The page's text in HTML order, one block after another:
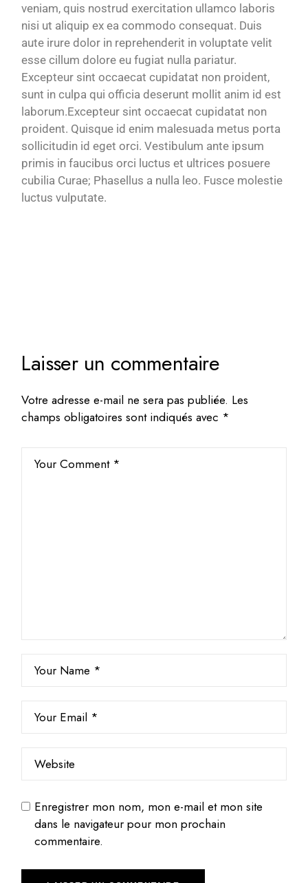
veniam, quis nostrud exercitation ullamco laboris
nisi ut aliquip ex ea commodo consequat. Duis
aute irure dolor in reprehenderit in voluptate velit
esse cillum dolore eu fugiat nulla pariatur.
Excepteur sint occaecat cupidatat non proident,
sunt in culpa qui officia deserunt mollit anim id est
laborum.Excepteur sint occaecat cupidatat non
proident. Quisque id enim malesuada metus porta
sollicitudin id eget orci. Vestibulum ante ipsum
primis in faucibus orci luctus et ultrices posuere
cubilia Curae; Phasellus a nulla leo. Fusce molestie
luctus vulputate.
Laisser un commentaire
Votre adresse e-mail ne sera pas publiée. Les
champs obligatoires sont indiqués avec *
Enregistrer mon nom, mon e-mail et mon site
dans le navigateur pour mon prochain
commentaire.